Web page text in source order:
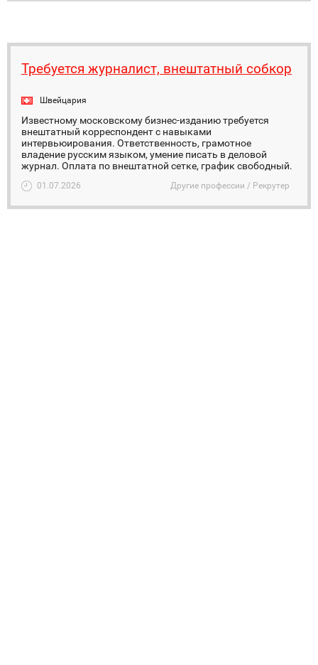
Требуется журналист, внештатный собкор
Швейцария
Известному московскому бизнес-изданию требуется
внештатный корреспондент с навыками
интервьюирования. Ответственность, грамотное
владение русским языком, умение писать в деловой
журнал. Оплата по внештатной сетке, график свободный.
01.07.2026 Другие профессии / Рекрутер